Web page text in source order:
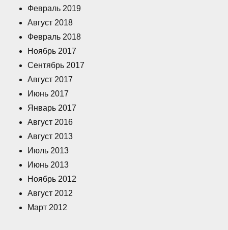
Февраль 2019
Август 2018
Февраль 2018
Ноябрь 2017
Сентябрь 2017
Август 2017
Июнь 2017
Январь 2017
Август 2016
Август 2013
Июль 2013
Июнь 2013
Ноябрь 2012
Август 2012
Март 2012